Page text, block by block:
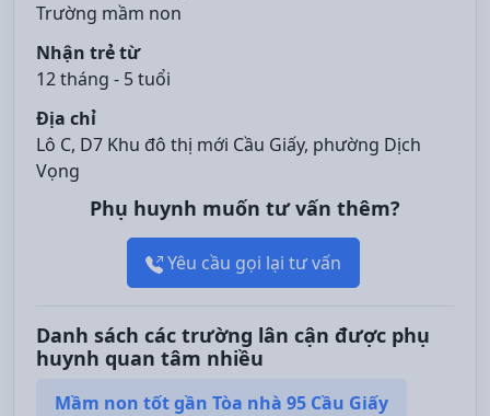
Trường mầm non
Nhận trẻ từ
12 tháng - 5 tuổi
Địa chỉ
Lô C, D7 Khu đô thị mới Cầu Giấy, phường Dịch
Vọng
Phụ huynh muốn tư vấn thêm?
Yêu cầu gọi lại tư vấn
Danh sách các trường lân cận được phụ
huynh quan tâm nhiều
Mầm non tốt gần Tòa nhà 95 Cầu Giấy